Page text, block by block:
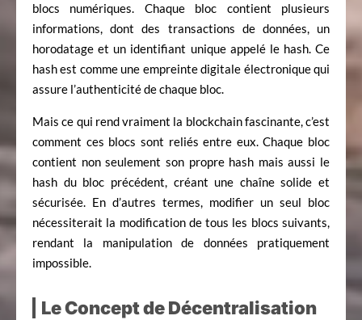
blocs numériques. Chaque bloc contient plusieurs
informations, dont des transactions de données, un
horodatage et un identifiant unique appelé le hash. Ce
hash est comme une empreinte digitale électronique qui
assure l’authenticité de chaque bloc.
Mais ce qui rend vraiment la blockchain fascinante, c’est
comment ces blocs sont reliés entre eux. Chaque bloc
contient non seulement son propre hash mais aussi le
hash du bloc précédent, créant une chaîne solide et
sécurisée. En d’autres termes, modifier un seul bloc
nécessiterait la modification de tous les blocs suivants,
rendant la manipulation de données pratiquement
impossible.
Le Concept de Décentralisation